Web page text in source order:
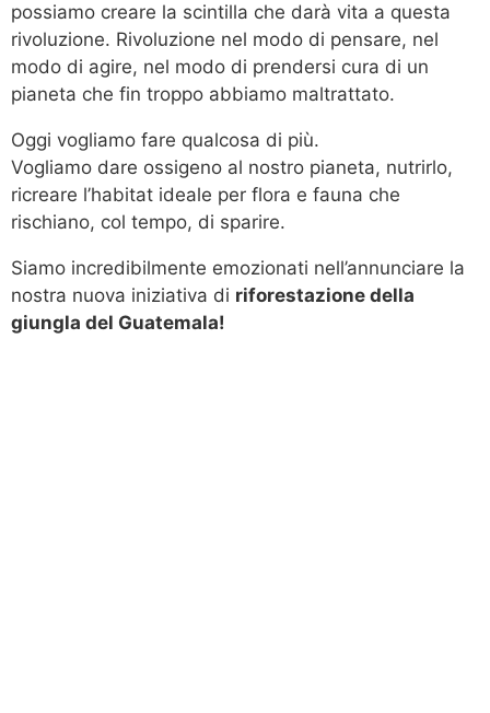
possiamo creare la scintilla che darà vita a questa
rivoluzione. Rivoluzione nel modo di pensare, nel
modo di agire, nel modo di prendersi cura di un
pianeta che fin troppo abbiamo maltrattato.
Oggi vogliamo fare qualcosa di più.
Vogliamo dare ossigeno al nostro pianeta, nutrirlo,
ricreare l’habitat ideale per flora e fauna che
rischiano, col tempo, di sparire.
Siamo incredibilmente emozionati nell’annunciare la
nostra nuova iniziativa di riforestazione della
giungla del Guatemala!